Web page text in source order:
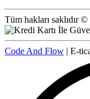
Tüm hakları saklıdır
Code And Flow | E-